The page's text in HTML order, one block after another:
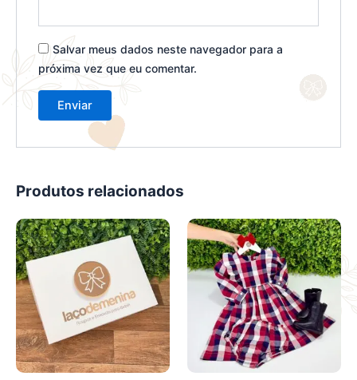
Salvar meus dados neste navegador para a
próxima vez que eu comentar.
Produtos relacionados
Este
produto
variantes.
As
opções
podem
Este
produto
tem
várias
variantes.
As
opções
podem